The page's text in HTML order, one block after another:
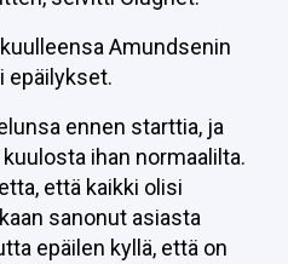
Amundsenin
epäilykset.
ennen starttia, ja
ihan normaalilta.
että kaikki olisi
sanonut asiasta
epäilen kyllä, että on